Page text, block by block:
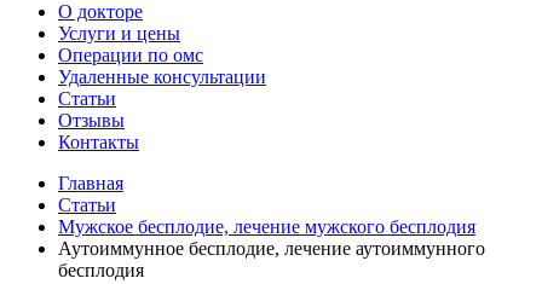
О докторе
Услуги и цены
Операции по омс
Удаленные консультации
Статьи
Отзывы
Контакты
Главная
Статьи
Мужское бесплодие, лечение мужского бесплодия
Аутоиммунное бесплодие, лечение аутоиммунного
бесплодия